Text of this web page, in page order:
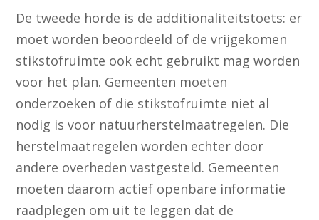
De tweede horde is de additionaliteitstoets: er
moet worden beoordeeld of de vrijgekomen
stikstofruimte ook echt gebruikt mag worden
voor het plan. Gemeenten moeten
onderzoeken of die stikstofruimte niet al
nodig is voor natuurherstelmaatregelen. Die
herstelmaatregelen worden echter door
andere overheden vastgesteld. Gemeenten
moeten daarom actief openbare informatie
raadplegen om uit te leggen dat de